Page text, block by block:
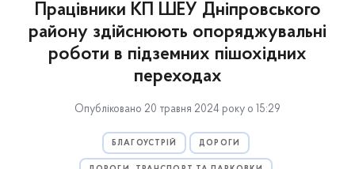
Працівники КП ШЕУ Дніпровського
району здійснюють опоряджувальні
роботи в підземних пішохідних
переходах
Опубліковано 20 травня 2024 року о 15:29
БЛАГОУСТРІЙ ДОРОГИ